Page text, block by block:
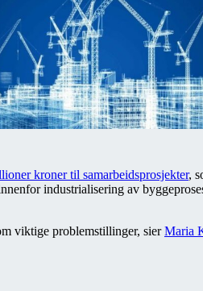
kroner til samarbeidsprosjekter,
industrialisering av
viktige problemstillinger, sierMaria